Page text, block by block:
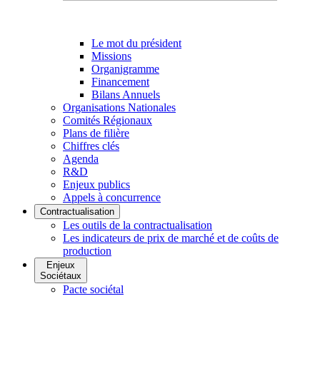
Le mot du président
Missions
Organigramme
Financement
Bilans Annuels
Organisations Nationales
Comités Régionaux
Plans de filière
Chiffres clés
Agenda
R&D
Enjeux publics
Appels à concurrence
Contractualisation
Les outils de la contractualisation
Les indicateurs de prix de marché et de coûts de
production
Enjeux
Sociétaux
Pacte sociétal